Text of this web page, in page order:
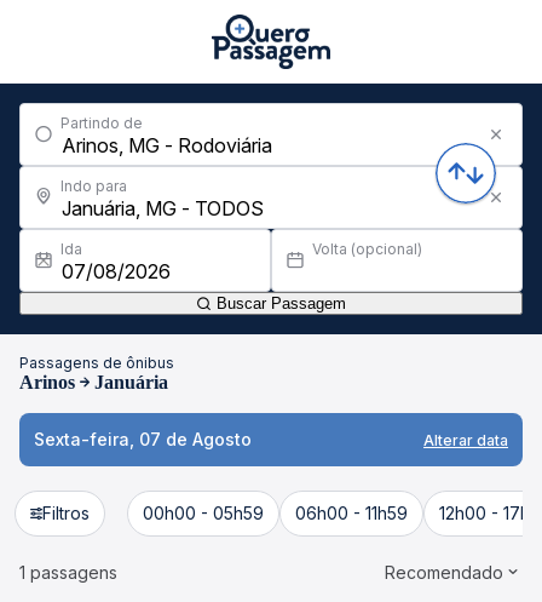
Partindo de
Indo para
Ida Volta (opcional)
Buscar Passagem
Passagens de ônibus
Arinos Januária
Sexta-feira, 07 de Agosto Alterar data
Filtros 00h00 - 05h59 06h00 - 11h59 12h00 -
1 passagens Recomendado